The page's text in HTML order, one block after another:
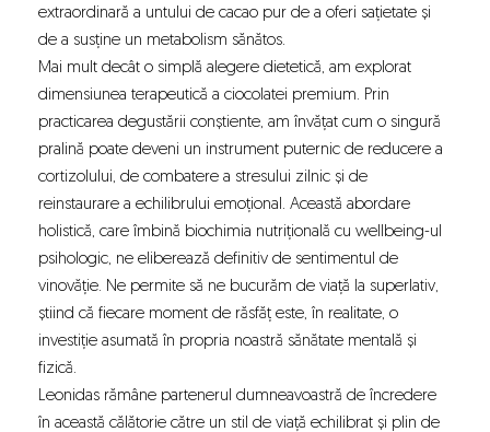
extraordinară a untului de cacao pur de a oferi sațietate și
de a susține un metabolism sănătos.
Mai mult decât o simplă alegere dietetică, am explorat
dimensiunea terapeutică a ciocolatei premium. Prin
practicarea degustării conștiente, am învățat cum o singură
pralină poate deveni un instrument puternic de reducere a
cortizolului, de combatere a stresului zilnic și de
reinstaurare a echilibrului emoțional. Această abordare
holistică, care îmbină biochimia nutrițională cu wellbeing-ul
psihologic, ne eliberează definitiv de sentimentul de
vinovăție. Ne permite să ne bucurăm de viață la superlativ,
știind că fiecare moment de răsfăț este, în realitate, o
investiție asumată în propria noastră sănătate mentală și
fizică.
Leonidas rămâne partenerul dumneavoastră de încredere
în această călătorie către un stil de viață echilibrat și plin de